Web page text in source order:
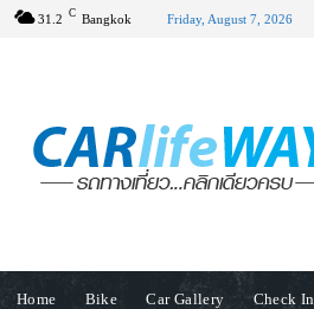
31.2 C Bangkok Friday, August 7, 2026
Home Bike Car Gallery Check In